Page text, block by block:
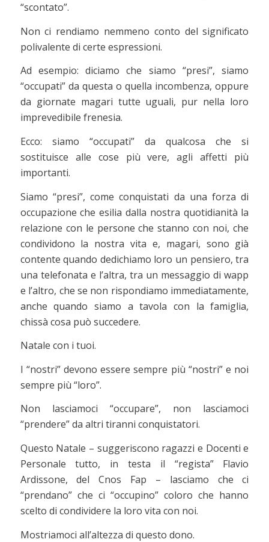
“scontato”.
Non ci rendiamo nemmeno conto del significato
polivalente di certe espressioni.
Ad esempio: diciamo che siamo “presi”, siamo
“occupati” da questa o quella incombenza, oppure
da giornate magari tutte uguali, pur nella loro
imprevedibile frenesia.
Ecco: siamo “occupati” da qualcosa che si
sostituisce alle cose più vere, agli affetti più
importanti.
Siamo “presi”, come conquistati da una forza di
occupazione che esilia dalla nostra quotidianità la
relazione con le persone che stanno con noi, che
condividono la nostra vita e, magari, sono già
contente quando dedichiamo loro un pensiero, tra
una telefonata e l’altra, tra un messaggio di wapp
e l’altro, che se non rispondiamo immediatamente,
anche quando siamo a tavola con la famiglia,
chissà cosa può succedere.
Natale con i tuoi.
I “nostri” devono essere sempre più “nostri” e noi
sempre più “loro”.
Non lasciamoci “occupare”, non lasciamoci
“prendere” da altri tiranni conquistatori.
Questo Natale – suggeriscono ragazzi e Docenti e
Personale tutto, in testa il “regista” Flavio
Ardissone, del Cnos Fap – lasciamo che ci
“prendano” che ci “occupino” coloro che hanno
scelto di condividere la loro vita con noi.
Mostriamoci all’altezza di questo dono.